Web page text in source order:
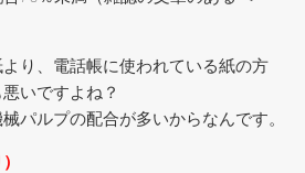
り、電話帳に使われている紙の方
いですよね？
パルプの配合が多いからなんです。